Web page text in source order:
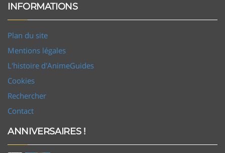
INFORMATIONS
Plan du site
Mentions légales
L'histoire d'AnimeGuides
Cookies
Rechercher
Contact
ANNIVERSAIRES !